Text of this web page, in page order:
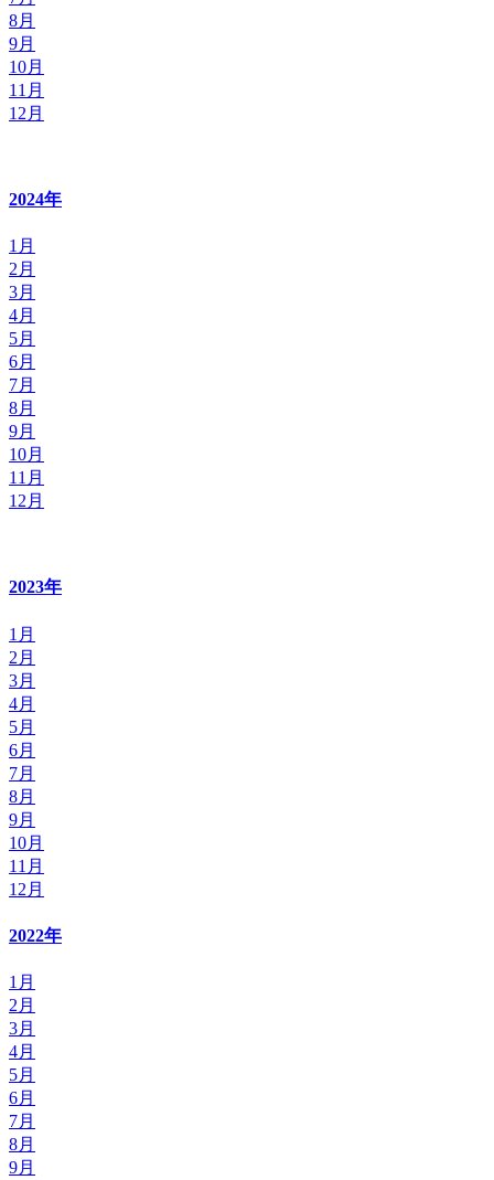
8月
9月
10月
11月
12月
2024年
1月
2月
3月
4月
5月
6月
7月
8月
9月
10月
11月
12月
2023年
1月
2月
3月
4月
5月
6月
7月
8月
9月
10月
11月
12月
2022年
1月
2月
3月
4月
5月
6月
7月
8月
9月